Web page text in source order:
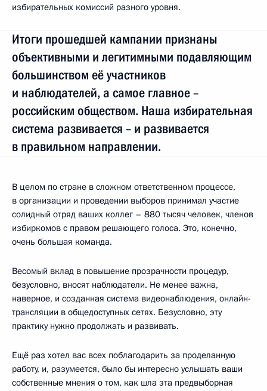
избирательных комиссий разного уровня.
Итоги прошедшей кампании признаны
объективными и легитимными подавляющим
большинством её участников
и наблюдателей, а самое главное –
российским обществом. Наша избирательная
система развивается – и развивается
в правильном направлении.
В целом по стране в сложном ответственном процессе,
в организации и проведении выборов принимал участие
солидный отряд ваших коллег – 880 тысяч человек, членов
избиркомов с правом решающего голоса. Это, конечно,
очень большая команда.
Весомый вклад в повышение прозрачности процедур,
безусловно, вносят наблюдатели. Не менее важна,
наверное, и созданная система видеонаблюдения, онлайн-
трансляции в общедоступных сетях. Безусловно, эту
практику нужно продолжать и развивать.
Ещё раз хотел вас всех поблагодарить за проделанную
работу, и, разумеется, было бы интересно услышать ваши
собственные мнения о том, как шла эта предвыборная